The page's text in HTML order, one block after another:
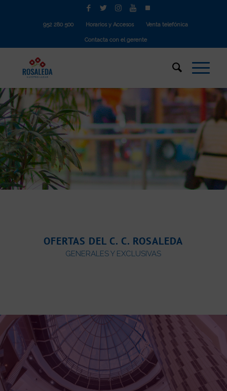
952 280 500 Horarios y Accesos Venta telefónica
Contacta con el gerente
OFERTAS DEL C. C. ROSALEDA
GENERALES Y EXCLUSIVAS